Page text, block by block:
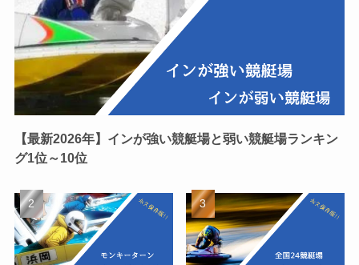
【最新2026年】インが強い競艇場と弱い競艇場ランキン
グ1位～10位